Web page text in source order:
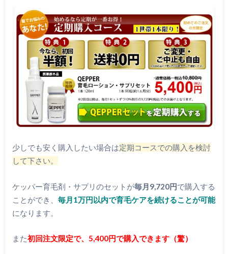
少しでも安く購入したい場合は定期コースでの購入を検討
して下さい。
ケッパー育毛剤・サプリのセットが毎月9,720円で購入する
ことができ、 毎月1万円以内で育毛ケアを続けることが可能
になります。
また初回注文限定で、5,400円で購入できます（驚）